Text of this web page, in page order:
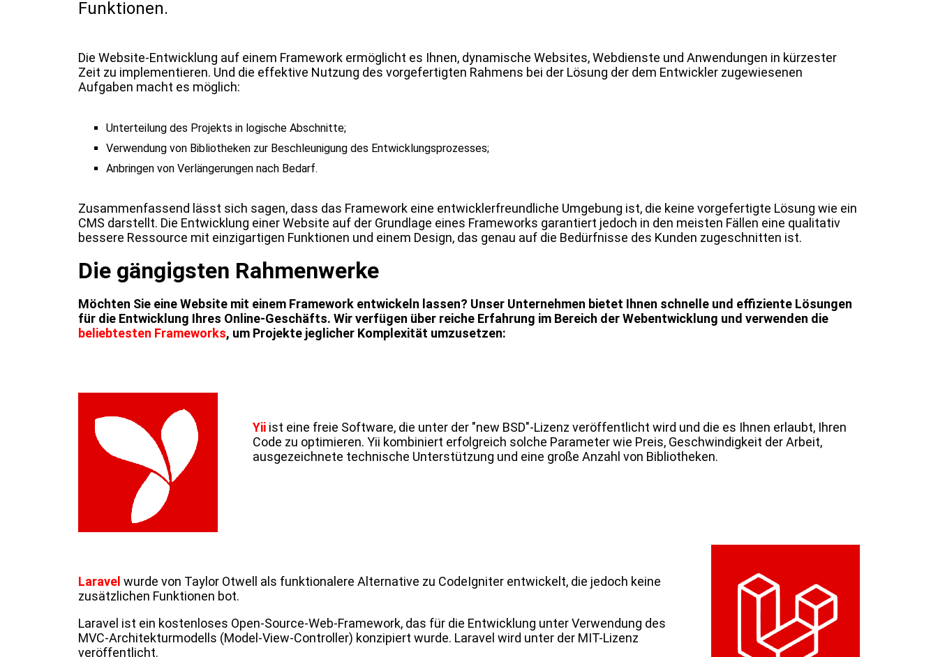
Funktionen.
Die Website-Entwicklung auf einem Framework ermöglicht es Ihnen, dynamische Websites, Webdienste und Anwendungen in kürzester
Zeit zu implementieren. Und die effektive Nutzung des vorgefertigten Rahmens bei der Lösung der dem Entwickler zugewiesenen
Aufgaben macht es möglich:
Unterteilung des Projekts in logische Abschnitte;
Verwendung von Bibliotheken zur Beschleunigung des Entwicklungsprozesses;
Anbringen von Verlängerungen nach Bedarf.
Zusammenfassend lässt sich sagen, dass das Framework eine entwicklerfreundliche Umgebung ist, die keine vorgefertigte Lösung wie ein
CMS darstellt. Die Entwicklung einer Website auf der Grundlage eines Frameworks garantiert jedoch in den meisten Fällen eine qualitativ
bessere Ressource mit einzigartigen Funktionen und einem Design, das genau auf die Bedürfnisse des Kunden zugeschnitten ist.
Die gängigsten Rahmenwerke
Möchten Sie eine Website mit einem Framework entwickeln lassen? Unser Unternehmen bietet Ihnen schnelle und effiziente Lösungen
für die Entwicklung Ihres Online-Geschäfts. Wir verfügen über reiche Erfahrung im Bereich der Webentwicklung und verwenden die
beliebtesten Frameworks, um Projekte jeglicher Komplexität umzusetzen:
Yii ist eine freie Software, die unter der "new BSD"-Lizenz veröffentlicht wird und die es Ihnen erlaubt, Ihren
Code zu optimieren. Yii kombiniert erfolgreich solche Parameter wie Preis, Geschwindigkeit der Arbeit,
ausgezeichnete technische Unterstützung und eine große Anzahl von Bibliotheken.
Laravel wurde von Taylor Otwell als funktionalere Alternative zu CodeIgniter entwickelt, die jedoch keine
zusätzlichen Funktionen bot.
Laravel ist ein kostenloses Open-Source-Web-Framework, das für die Entwicklung unter Verwendung des
MVC-Architekturmodells (Model-View-Controller) konzipiert wurde. Laravel wird unter der MIT-Lizenz
veröffentlicht.